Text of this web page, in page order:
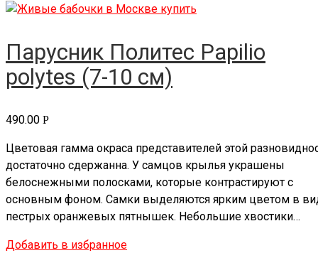
Парусник Политес Papilio
polytes (7-10 см)
490.00 Р
Цветовая гамма окраса представителей этой
достаточно сдержанна. У самцов крылья украшены
белоснежными полосками, которые контрастируют с
основным фоном. Самки выделяются ярким цветом в
пестрых оранжевых пятнышек. Небольшие хвостики…
Добавить в избранное